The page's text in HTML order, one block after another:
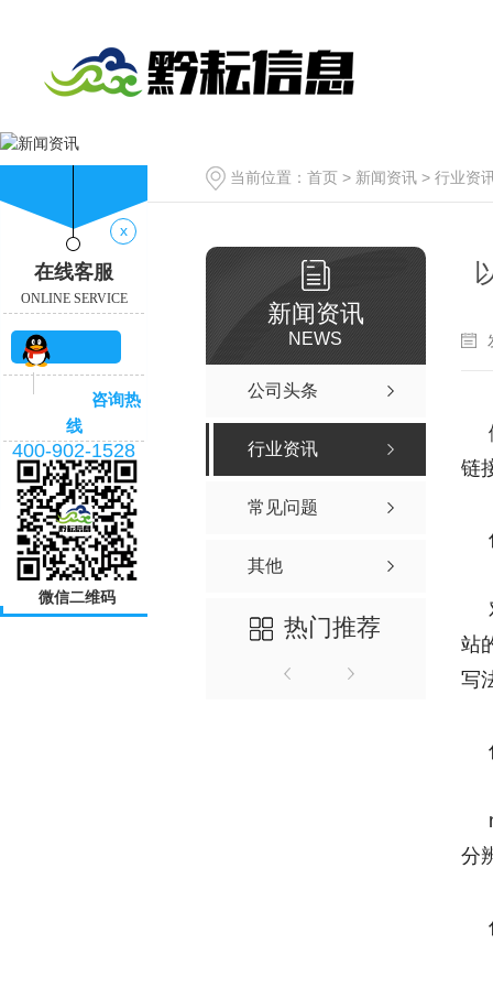
当前位置： 首页 > 新闻资讯 > 行业资
新闻资讯
NEWS
公司头条
行业资讯
常见问题
其他
热门推荐
链
站
写
分
x
在线客服
ONLINE SERVICE
咨询热
线
400-902-1528
微信二维码